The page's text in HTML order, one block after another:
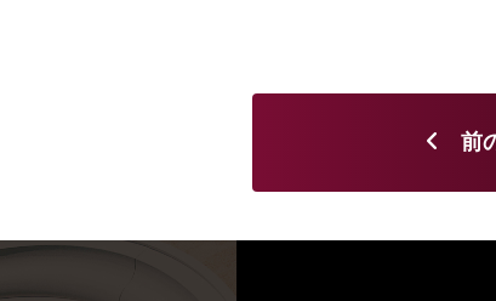
前